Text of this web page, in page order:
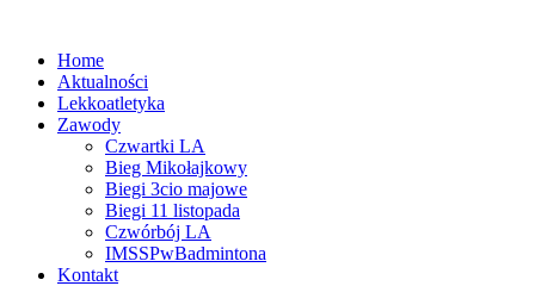
Home
Aktualności
Lekkoatletyka
Zawody
Czwartki LA
Bieg Mikołajkowy
Biegi 3cio majowe
Biegi 11 listopada
Czwórbój LA
IMSSPwBadmintona
Kontakt